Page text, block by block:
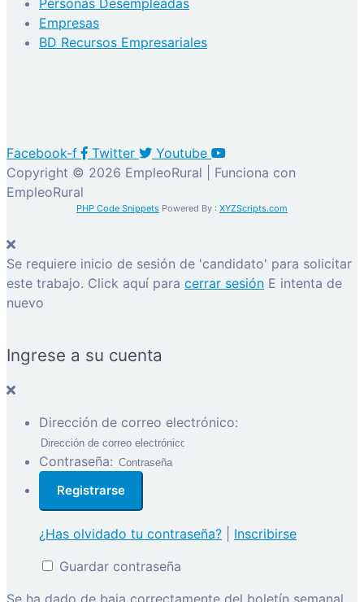
Personas Desempleadas
Empresas
BD Recursos Empresariales
Facebook-f Twitter
Youtube
Copyright © 2026 EmpleoRural | Funciona con
EmpleoRural
PHP Code Snippets Powered By : XYZScripts.com
Se requiere inicio de sesión de 'candidato' para solicitar
este trabajo. Click aquí para cerrar sesión E intenta de
nuevo
Ingrese a su cuenta
Dirección de correo electrónico:
Contraseña:
¿Has olvidado tu contraseña?
Inscribirse
Guardar contraseña